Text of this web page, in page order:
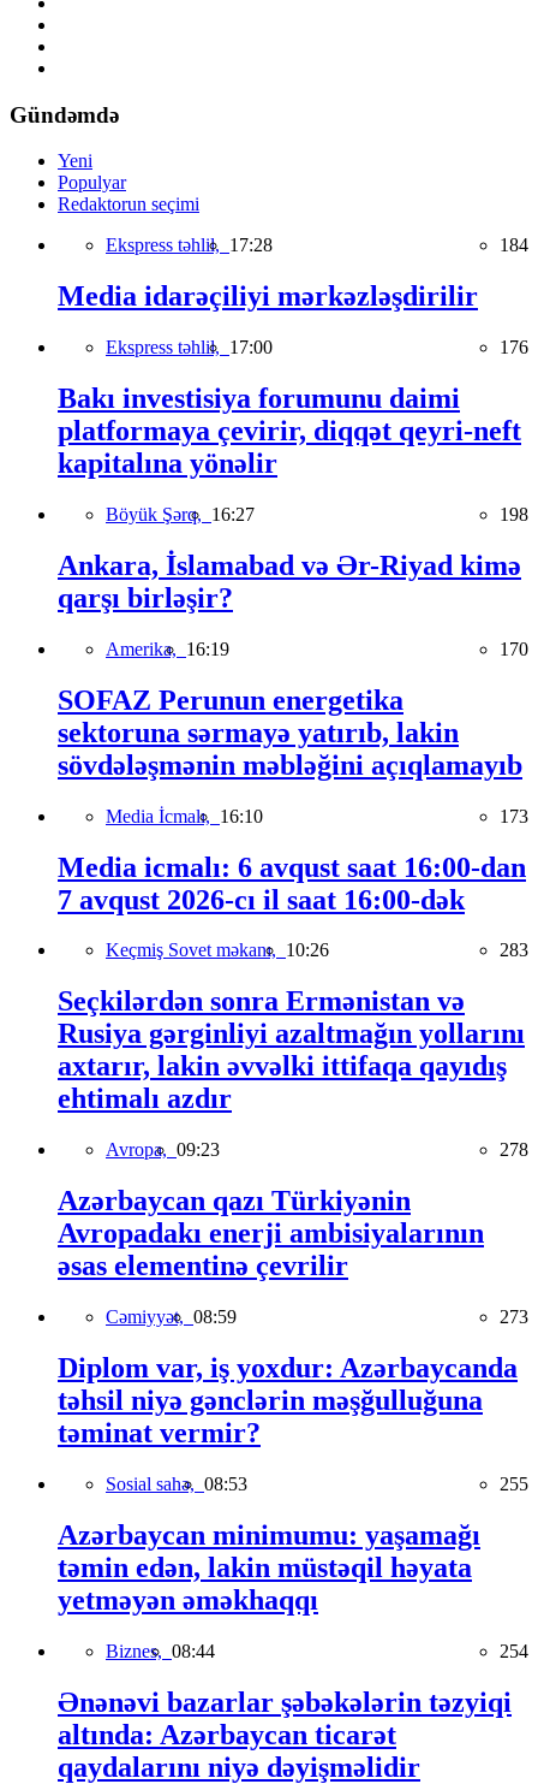
Gündəmdə
Yeni
Populyar
Redaktorun seçimi
Ekspress təhlil, 17:28 184
Media idarəçiliyi mərkəzləşdirilir
Ekspress təhlil, 17:00 176
Bakı investisiya forumunu daimi
platformaya çevirir, diqqət qeyri-neft
kapitalına yönəlir
Böyük Şərq, 16:27 198
Ankara, İslamabad və Ər-Riyad kimə
qarşı birləşir?
Amerika, 16:19 170
SOFAZ Perunun energetika
sektoruna sərmayə yatırıb, lakin
sövdələşmənin məbləğini açıqlamayıb
Media İcmalı, 16:10 173
Media icmalı: 6 avqust saat 16:00-dan
7 avqust 2026-cı il saat 16:00-dək
Keçmiş Sovet məkanı, 10:26 283
Seçkilərdən sonra Ermənistan və
Rusiya gərginliyi azaltmağın yollarını
axtarır, lakin əvvəlki ittifaqa qayıdış
ehtimalı azdır
Avropa, 09:23 278
Azərbaycan qazı Türkiyənin
Avropadakı enerji ambisiyalarının
əsas elementinə çevrilir
Cəmiyyət, 08:59 273
Diplom var, iş yoxdur: Azərbaycanda
təhsil niyə gənclərin məşğulluğuna
təminat vermir?
Sosial sahə, 08:53 255
Azərbaycan minimumu: yaşamağı
təmin edən, lakin müstəqil həyata
yetməyən əməkhaqqı
Biznes, 08:44 254
Ənənəvi bazarlar şəbəkələrin təzyiqi
altında: Azərbaycan ticarət
qaydalarını niyə dəyişməlidir